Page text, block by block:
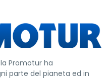
Promotur ha
parte del pianeta ed in